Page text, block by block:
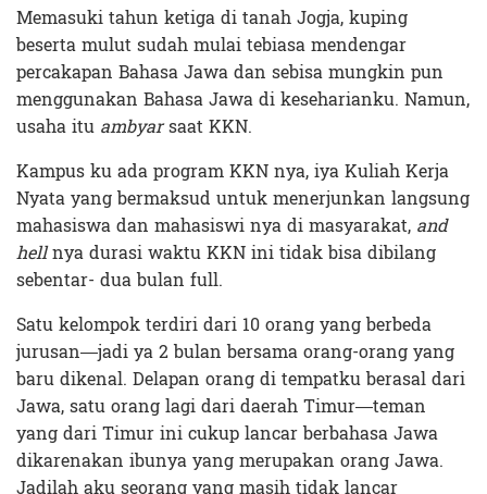
Memasuki tahun ketiga di tanah Jogja, kuping
beserta mulut sudah mulai tebiasa mendengar
percakapan Bahasa Jawa dan sebisa mungkin pun
menggunakan Bahasa Jawa di keseharianku. Namun,
usaha itu ambyarsaat KKN.
Kampus ku ada program KKN nya, iya Kuliah Kerja
Nyata yang bermaksud untuk menerjunkan langsung
mahasiswa dan mahasiswi nya di masyarakat, and
hellnya durasi waktu KKN ini tidak bisa dibilang
sebentar- dua bulan full.
Satu kelompok terdiri dari 10 orang yang berbeda
jurusan—jadi ya 2 bulan bersama orang-orang yang
baru dikenal. Delapan orang di tempatku berasal dari
Jawa, satu orang lagi dari daerah Timur—teman
yang dari Timur ini cukup lancar berbahasa Jawa
dikarenakan ibunya yang merupakan orang Jawa.